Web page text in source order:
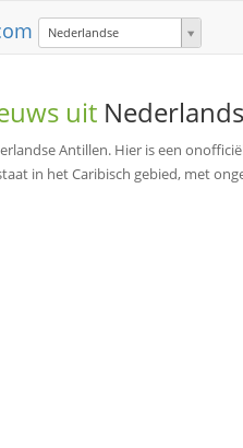
Nederlandse
uit
Antillen. Hier is een
in het Caribisch gebied, met